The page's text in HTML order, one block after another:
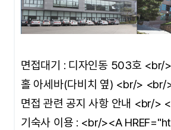
면접대기 : 디자인동 503호 <br/
홀 아세바(다비치 옆) <br/> <br/
면접 관련 공지 사항 안내 <br/>
기숙사 이용 : <br/><A